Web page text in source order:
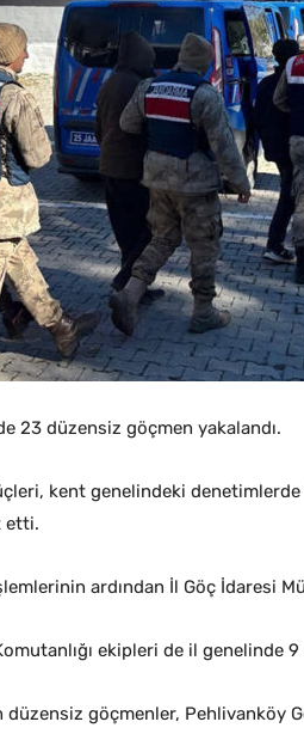
23 düzensiz göçmen yakalandı.
kent genelindeki denetimlerde
etti.
ardından İl Göç İdaresi
ekipleri de il genelinde
düzensiz göçmenler, Pehlivanköy